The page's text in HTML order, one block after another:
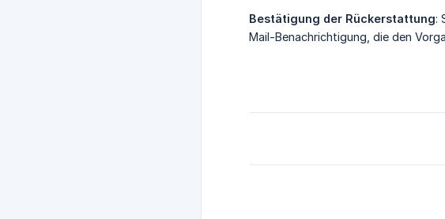
Bestätigung der Rückerstattung:
Mail-Benachrichtigung, die den